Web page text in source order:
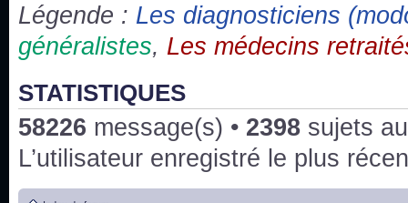
Un peu de ménage, spams supprimés. Depuis
chaines françaises diffusent House, HD1 et
3x24 Human Error mais je suis pas sur
Bonjour j'aimerais que l'on m'aide à trouver un
qu'une personne fait un arrêt cardiaque mais
Légende : Les diagnosticiens
généralistes, Les médecins
STATISTIQUES
58226 message(s) • 2398 sujets
L’utilisateur enregistré le plus